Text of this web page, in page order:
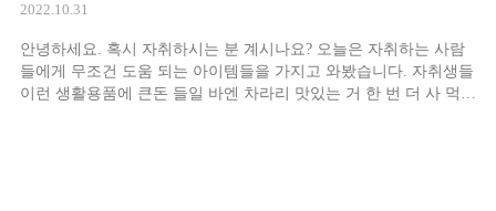
2022.10.31
안녕하세요. 혹시 자취하시는 분 계시나요? 오늘은 자취하는 사람
들에게 무조건 도움 되는 아이템들을 가지고 와봤습니다. 자취생들
이런 생활용품에 큰돈 들일 바엔 차라리 맛있는 거 한 번 더 사 먹어